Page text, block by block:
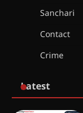
Sanchari
Contact
Crime
Latest